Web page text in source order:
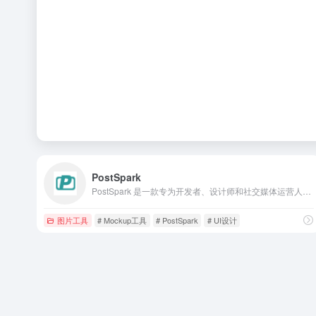
PostSpark
图片工具 # Mockup工具 # PostSpark # UI设计